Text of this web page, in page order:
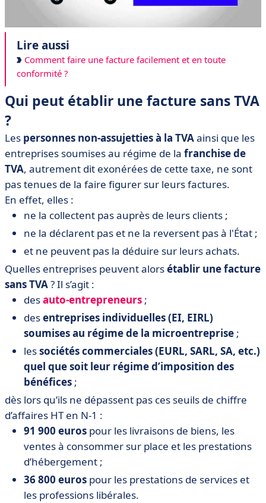
Lire aussi
Comment faire une facture facilement et en toute
conformité ?
Qui peut établir une facture sans TVA
?
Les personnes non-assujetties à la TVAainsi que les
entreprises soumises au régime de la franchise de
TVA, autrement dit exonérées de cette taxe, ne sont
pas tenues de la faire figurer sur leurs factures.
En effet, elles :
ne la collectent pas auprès de leurs clients ;
ne la déclarent pas et ne la reversent pas à l'État ;
et ne peuvent pas la déduire sur leurs achats.
Quelles entreprises peuvent alorsétablir une facture
sans TVA? Il s’agit :
desauto-entrepreneurs ;
desentreprises individuelles (EI, EIRL)
soumises au régime de la microentreprise ;
lessociétés commerciales (EURL, SARL, SA, etc.)
quel que soit leur régime d’imposition des
bénéfices ;
dès lors qu’ils ne dépassent pas ces seuils de chiffre
d’affaires HT en N-1 :
91 900 euros pour les livraisons de biens, les
ventes à consommer sur place et les prestations
d’hébergement ;
36 800 euros pour les prestations de services et
les professions libérales.